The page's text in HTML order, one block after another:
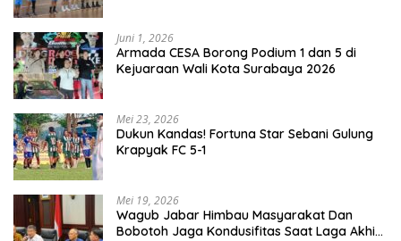
Juni 1, 2026
Armada CESA Borong Podium 1 dan 5 di
Kejuaraan Wali Kota Surabaya 2026
Mei 23, 2026
Dukun Kandas! Fortuna Star Sebani Gulung
Krapyak FC 5-1
Mei 19, 2026
Wagub Jabar Himbau Masyarakat Dan
Bobotoh Jaga Kondusifitas Saat Laga Akhir